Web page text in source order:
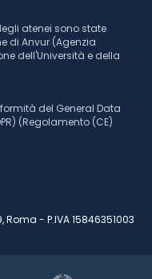
atenei sono state
di Anvur (Agenzia
dell'Università e della
del General Data
(Regolamento (CE)
- P.IVA 15846351003